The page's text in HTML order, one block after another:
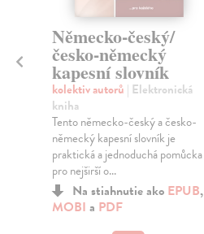
Německo-český/
česko-německý
kapesní slovník
kolektiv autorů | Elektronická
kniha
Tento německo-český a česko-
německý kapesní slovník je
praktická a jednoduchá pomůcka
pro nejširší o...
Na stiahnutie ako EPUB,
MOBI a PDF